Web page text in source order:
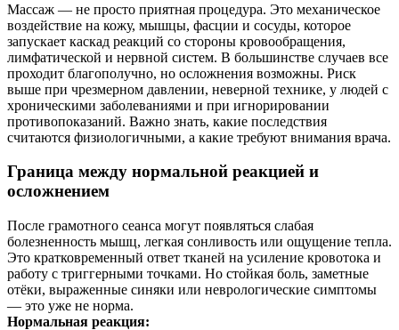
Массаж — не просто приятная процедура. Это механическое
воздействие на кожу, мышцы, фасции и сосуды, которое
запускает каскад реакций со стороны кровообращения,
лимфатической и нервной систем. В большинстве случаев все
проходит благополучно, но осложнения возможны. Риск
выше при чрезмерном давлении, неверной технике, у людей с
хроническими заболеваниями и при игнорировании
противопоказаний. Важно знать, какие последствия
считаются физиологичными, а какие требуют внимания врача.
Граница между нормальной реакцией и
осложнением
После грамотного сеанса могут появляться слабая
болезненность мышц, легкая сонливость или ощущение тепла.
Это кратковременный ответ тканей на усиление кровотока и
работу с триггерными точками. Но стойкая боль, заметные
отёки, выраженные синяки или неврологические симптомы
— это уже не норма.
Нормальная реакция: